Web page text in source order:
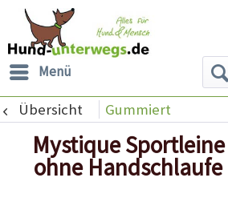
Menü
Übersicht Gummiert
Mystique
ohne